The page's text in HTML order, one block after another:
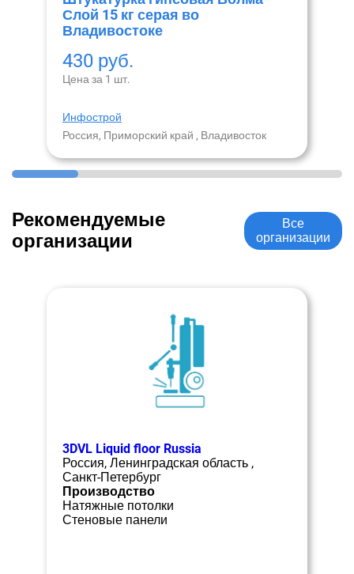
Слой 15 кг серая во
Владивостоке
430 руб.
Цена за 1 шт.
Инфострой
Россия, Приморский край , Владивосток
Рекомендуемые
организации
Все
организации
3DVL Liquid floor Russia
Россия, Ленинградская область ,
Санкт-Петербург
Производство
Натяжные потолки
Стеновые панели